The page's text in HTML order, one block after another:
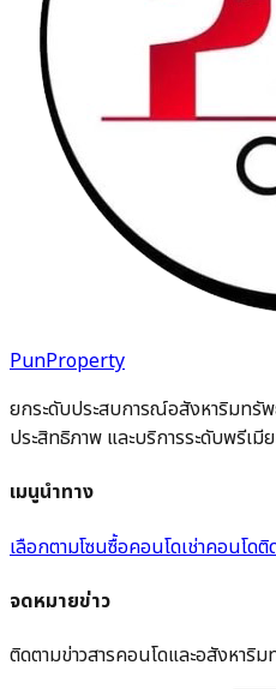
PunProperty
ยกระดับประสบการณ์อสังหาริมทรั
ประสิทธิภาพ และบริการระดับพรีเมี
เมนูนำทาง
เลือกตามโซนซื้อคอนโดเช่าคอนโดติ
จดหมายข่าว
ติดตามข่าวสารคอนโดและอสังหาริม